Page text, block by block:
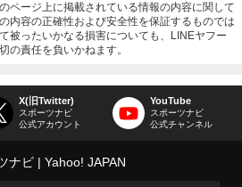
ページ上に掲載されている情報の内容に関して
内容の正確性および安全性を保証するものでは
被ったいかなる損害についても、LINEヤフー
の責任を負いかねます。
X(旧Twitter)
スポーツナビ
公式アカウント
YouTube
スポーツナビ
公式チャンネル
ナビ Yahoo! JAPAN